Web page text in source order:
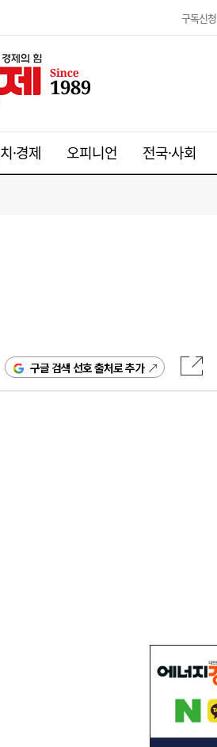
구독신청
·경제 오피니언 전국·사회
구글 검색 선호 출처로 추가